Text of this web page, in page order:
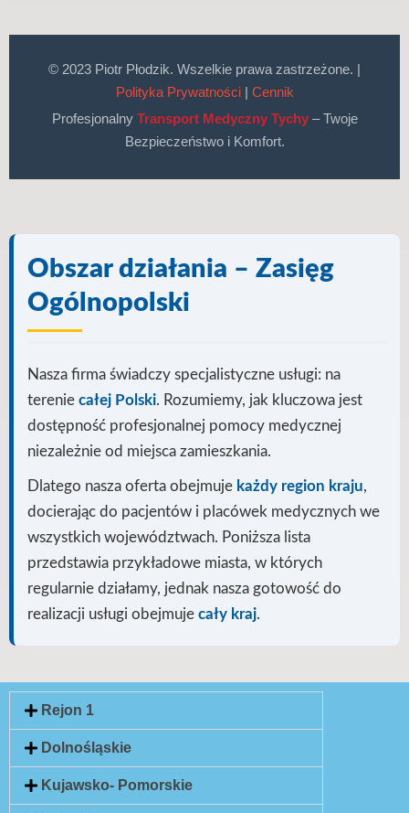
© 2023 Piotr Płodzik. Wszelkie prawa zastrzeżone. |
Polityka Prywatności| Cennik
Profesjonalny Transport Medyczny Tychy– Twoje
Bezpieczeństwo i Komfort.
Obszar działania – Zasięg
Ogólnopolski
Nasza firma świadczy specjalistyczne usługi: na
terenie całej Polski. Rozumiemy, jak kluczowa jest
dostępność profesjonalnej pomocy medycznej
niezależnie od miejsca zamieszkania.
Dlatego nasza oferta obejmuje każdy region kraju,
docierając do pacjentów i placówek medycznych we
wszystkich województwach. Poniższa lista
przedstawia przykładowe miasta, w których
regularnie działamy, jednak nasza gotowość do
realizacji usługi obejmuje cały kraj.
Rejon 1
Dolnośląskie
Kujawsko- Pomorskie